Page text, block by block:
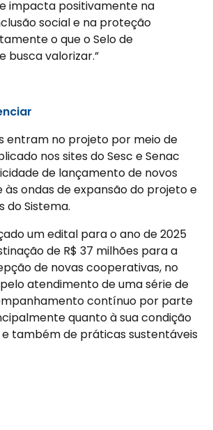
impacta positivamente na
social e na proteção
o que o Selo de
busca valorizar.”
entram no projeto por meio de
nos sites do Sesc e Senac
de lançamento de novos
ondas de expansão do projeto e
do Sistema.
um edital para o ano de 2025
de R$ 37 milhões para a
de novas cooperativas, no
atendimento de uma série de
contínuo por parte
quanto à sua condição
também de práticas sustentáveis